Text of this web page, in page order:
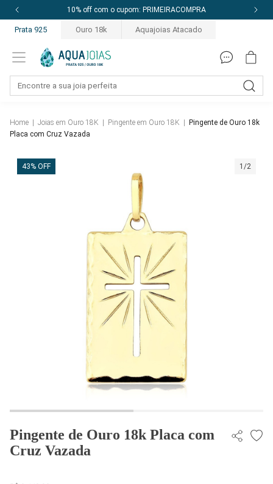
10% off com o cupom: PRIMEIRACOMPRA
Prata 925 Ouro 18k Aquajoias Atacado
Home Joias em Ouro 18K Pingente em Ouro 18K
Pingente de Ouro 18k
Placa com Cruz Vazada
43% OFF 1/2
Pingente de Ouro 18k Placa com
Cruz Vazada